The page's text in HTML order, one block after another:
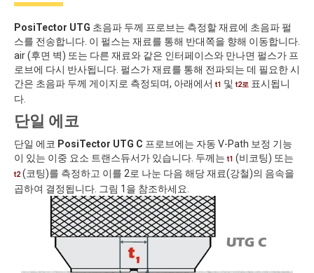
PosiTector UTG 초음파 두께 프로브는 측정할 재료에 초음파 펄
스를 전송합니다. 이 펄스는 재료를 통해 반대쪽을 향해 이동합니다.
air (후면 벽) 또는 다른 재료와 같은 인터페이스와 만나면 펄스가 프
로브에 다시 반사됩니다. 펄스가 재료를 통해 전파되는 데 필요한 시
간은 초음파 두께 게이지로 측정되며, 아래에서 t1 및 t2로 표시됩니
다.
단일 에코
단일 에코 PosiTector UTG C 프로브에는 자동 V-Path 보정 기능
이 있는 이중 요소 트랜스듀서가 있습니다. 두께는 t1 (비코팅) 또는
t2 (코팅)를 측정하고 이를 2로 나눈 다음 해당 재료(강철)의 음속을
곱하여 결정됩니다. 그림 1을 참조하세요.